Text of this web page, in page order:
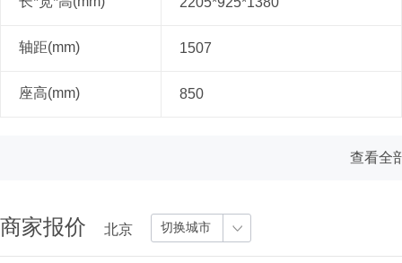
轴距(mm) 1507
座高(mm) 850
查看全
商家报价 北京 切换城市